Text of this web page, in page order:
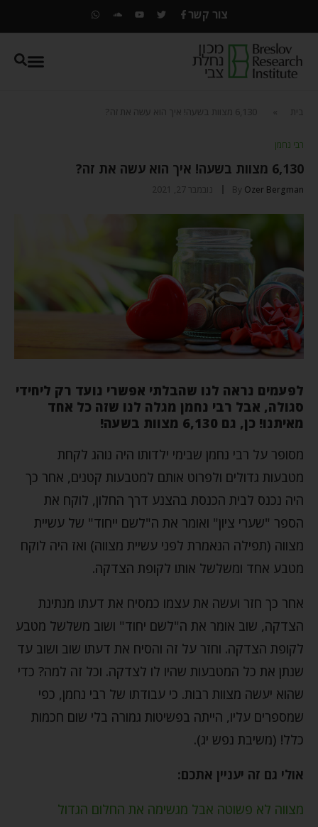
צור קשר
בית 6,130 מצוות בשעה! איך הוא עשה את זה?
רבי נחמן
6,130 מצוות בשעה! איך הוא עשה את זה?
By Ozer Bergman נובמבר 27, 2021
לפעמים נראה לנו שהבלתי אפשרי נועד רק ליחידי
סגולה, אבל רבי נחמן מגלה לנו שזה כל אחד
מאיתנו! כן, גם 6,130 מצוות בשעה!
מסופר על רבי נחמן שבימי ילדותו היה נוהג לקחת
מטבעות גדולים ולפרוט אותם למטבעות קטנים, אחר כך
היה נכנס לבית הכנסת בהצנע דרך החלון, לוקח את
הספר "שערי ציון" ואומר את ה"לשם ייחוד" של עשיית
מצווה (תפילה הנאמרת לפני עשיית מצווה) ואז היה לוקח
מטבע אחד ומשלשל אותו לקופת הצדקה.
אחר כך חזר ועשה את עצמו כמסיח את דעתו מנתינת
הצדקה, שוב אומר את ה"לשם יחוד" ושוב משלשל מטבע
לקופת הצדקה. וחזר על זה והסיח את דעתו שוב ושוב עד
שנתן את כל המטבעות שהיו לו לצדקה. וכל זה למה? כדי
שהוא יעשה מצוות רבות. כי עבודתו של רבי נחמן, כפי
שמספרים עליו, הייתה בפשיטות גמורה בלי שום חכמות
כלל! (משיבת נפש יג).
אולי גם זה יעניין אתכם:
מצווה לא פשוטה אבל מגשימה את החלום הגדול